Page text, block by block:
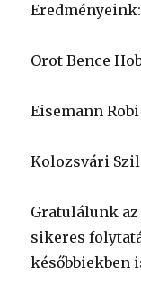
Eredményeink:
Orot Bence
Eisemann
Kolozsvári
Gratulálunk
sikeres
későbbiekben